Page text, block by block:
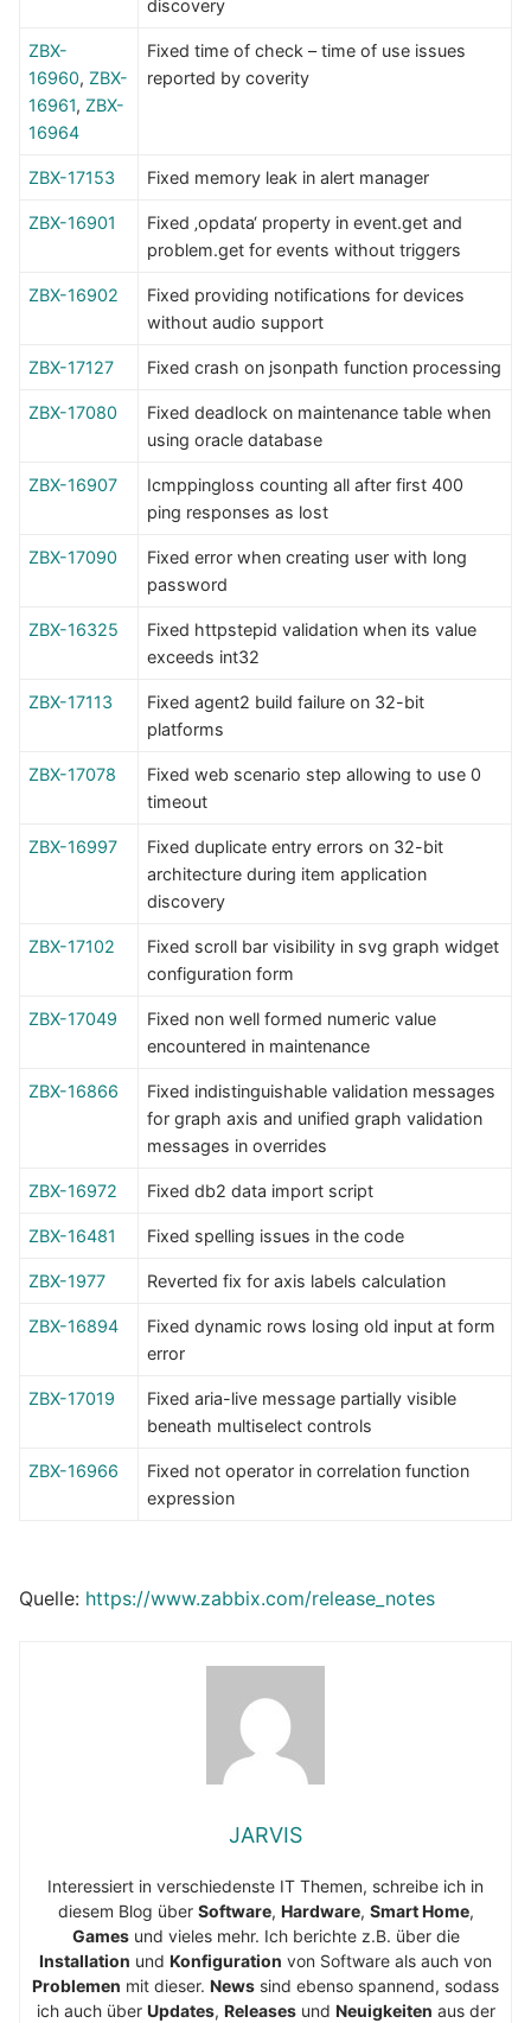
discovery
ZBX-
16960,ZBX-
16961,ZBX-
16964
Fixed time of check – time of use issues
reported by coverity
ZBX-17153 Fixed memory leak in alert manager
ZBX-16901
Fixed ‚opdata‘ property in event.get and
problem.get for events without triggers
ZBX-16902
Fixed providing notifications for devices
without audio support
ZBX-17127 Fixed crash on jsonpath function processing
ZBX-17080
Fixed deadlock on maintenance table when
using oracle database
ZBX-16907
Icmppingloss counting all after first 400
ping responses as lost
ZBX-17090
Fixed error when creating user with long
password
ZBX-16325
Fixed httpstepid validation when its value
exceeds int32
ZBX-17113
Fixed agent2 build failure on 32-bit
platforms
ZBX-17078
Fixed web scenario step allowing to use 0
timeout
ZBX-16997
Fixed duplicate entry errors on 32-bit
architecture during item application
discovery
ZBX-17102
Fixed scroll bar visibility in svg graph widget
configuration form
ZBX-17049
Fixed non well formed numeric value
encountered in maintenance
ZBX-16866
Fixed indistinguishable validation messages
for graph axis and unified graph validation
messages in overrides
ZBX-16972 Fixed db2 data import script
ZBX-16481 Fixed spelling issues in the code
ZBX-1977 Reverted fix for axis labels calculation
ZBX-16894
Fixed dynamic rows losing old input at form
error
ZBX-17019
Fixed aria-live message partially visible
beneath multiselect controls
ZBX-16966
Fixed not operator in correlation function
expression
Quelle: https://www.zabbix.com/release_notes
JARVIS
Interessiert in verschiedenste IT Themen, schreibe ich in
diesem Blog über Software, Hardware, Smart Home,
Gamesund vieles mehr. Ich berichte z.B. über die
Installation und Konfiguration von Software als auch von
Problemen mit dieser. News sind ebenso spannend, sodass
ich auch über Updates, Releasesund Neuigkeiten aus der